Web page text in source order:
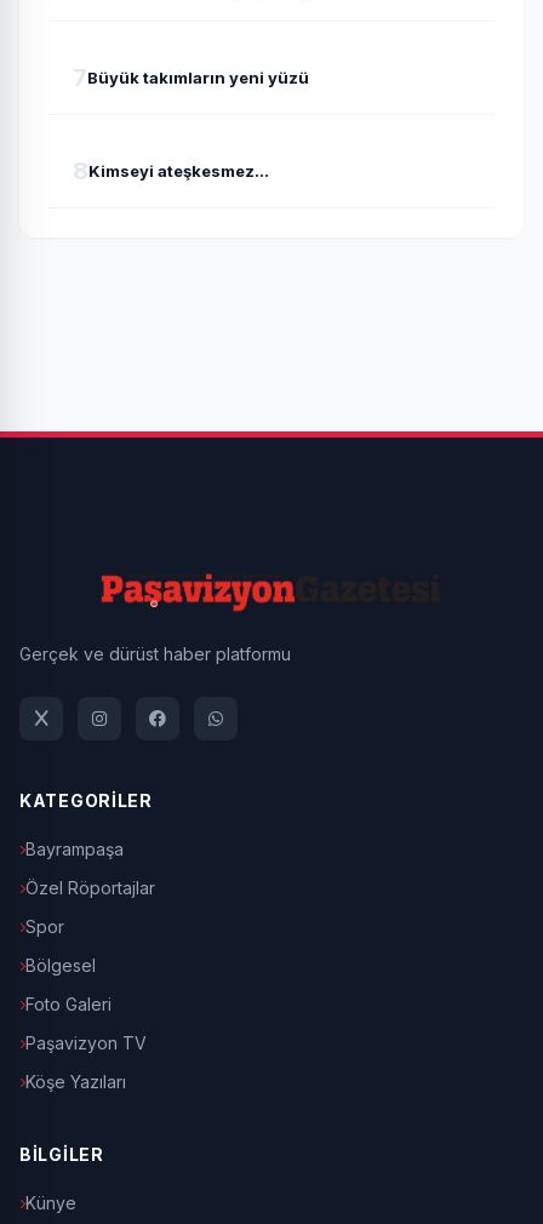
7Büyük takımların yeni yüzü
8Kimseyi ateşkesmez...
Gerçek ve dürüst haber platformu
KATEGORİLER
Bayrampaşa
Özel Röportajlar
Spor
Bölgesel
Foto Galeri
Paşavizyon TV
Köşe Yazıları
BİLGİLER
Künye